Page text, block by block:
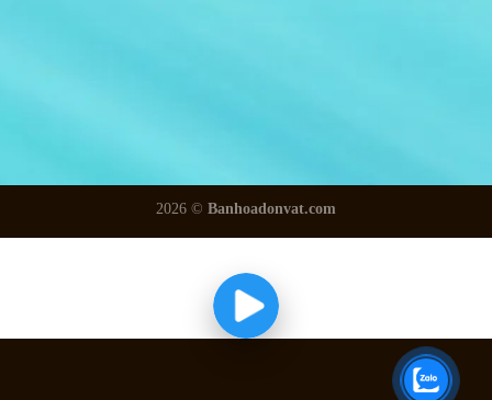
2026 © Banhoadonvat.com